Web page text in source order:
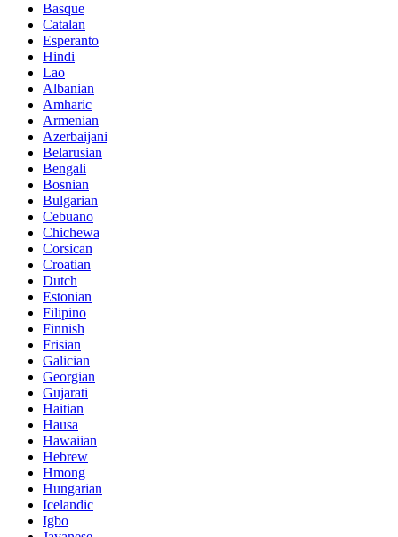
Basque
Catalan
Esperanto
Hindi
Lao
Albanian
Amharic
Armenian
Azerbaijani
Belarusian
Bengali
Bosnian
Bulgarian
Cebuano
Chichewa
Corsican
Croatian
Dutch
Estonian
Filipino
Finnish
Frisian
Galician
Georgian
Gujarati
Haitian
Hausa
Hawaiian
Hebrew
Hmong
Hungarian
Icelandic
Igbo